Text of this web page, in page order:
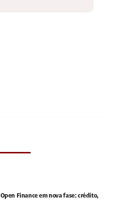
Open Finance em nova fase: crédito,